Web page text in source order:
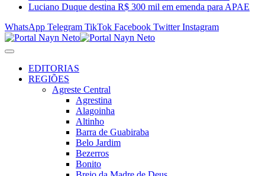
Luciano Duque destina R$ 300 mil em emenda para APAE
WhatsApp Telegram TikTok Facebook Twitter Instagram
EDITORIAS
REGIÕES
Agreste Central
Agrestina
Alagoinha
Altinho
Barra de Guabiraba
Belo Jardim
Bezerros
Bonito